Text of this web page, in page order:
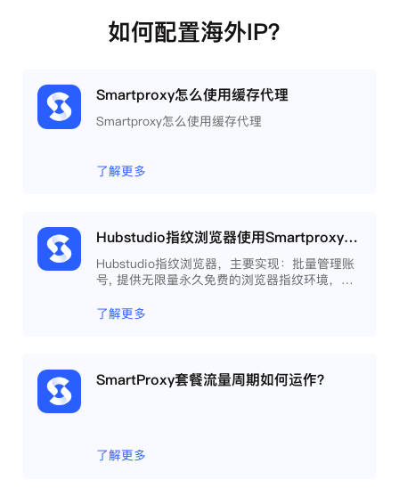
如何配置海外IP？
Smartproxy怎么使用缓存代理
Smartproxy怎么使用缓存代理
了解更多
Hubstudio指纹浏览器使用Smartproxy教程
Hubstudio指纹浏览器，主要实现：批量管理账
号, 提供无限量永久免费的浏览器指纹环境，并
工作效率 。
了解更多
SmartProxy套餐流量周期如何运作？
了解更多